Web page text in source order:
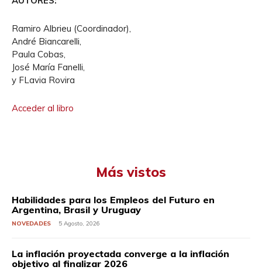
Ramiro Albrieu (Coordinador),
André Biancarelli,
Paula Cobas,
José María Fanelli,
y FLavia Rovira
Acceder al libro
Más vistos
Habilidades para los Empleos del Futuro en
Argentina, Brasil y Uruguay
NOVEDADES 5 Agosto, 2026
La inflación proyectada converge a la inflación
objetivo al finalizar 2026